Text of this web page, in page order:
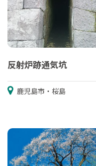
反射炉跡通気坑
鹿児島市・桜島